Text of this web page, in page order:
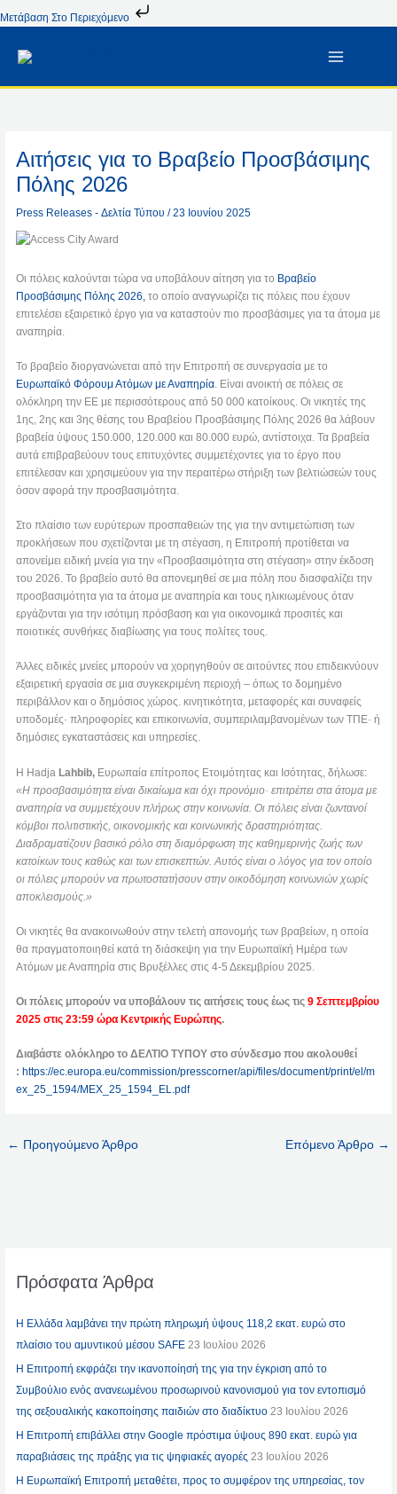
Μετάβαση Στο Περιεχόμενο
Στο
Αιτήσεις για το Βραβείο Προσβάσιμης
Πόλης 2026
Press Releases - Δελτία Τύπου /23 Ιουνίου 2025
Οι πόλεις καλούνται τώρα να υποβάλουν αίτηση για το Βραβείο
Προσβάσιμης Πόλης 2026, το οποίο αναγνωρίζει τις πόλεις που έχουν
επιτελέσει εξαιρετικό έργο για να καταστούν πιο προσβάσιμες για τα άτομα με
αναπηρία.
Το βραβείο διοργανώνεται από την Επιτροπή σε συνεργασία με το
Ευρωπαϊκό Φόρουμ Ατόμων με Αναπηρία. Είναι ανοικτή σε πόλεις σε
ολόκληρη την ΕΕ με περισσότερους από 50 000 κατοίκους. Οι νικητές της
1ης, 2ης και 3ης θέσης του Βραβείου Προσβάσιμης Πόλης 2026 θα λάβουν
βραβεία ύψους 150.000, 120.000 και 80.000 ευρώ, αντίστοιχα. Τα βραβεία
αυτά επιβραβεύουν τους επιτυχόντες συμμετέχοντες για το έργο που
επιτέλεσαν και χρησιμεύουν για την περαιτέρω στήριξη των βελτιώσεών τους
όσον αφορά την προσβασιμότητα.
Στο πλαίσιο των ευρύτερων προσπαθειών της για την αντιμετώπιση των
προκλήσεων που σχετίζονται με τη στέγαση, η Επιτροπή προτίθεται να
απονείμει ειδική μνεία για την «Προσβασιμότητα στη στέγαση» στην έκδοση
του 2026. Το βραβείο αυτό θα απονεμηθεί σε μια πόλη που διασφαλίζει την
προσβασιμότητα για τα άτομα με αναπηρία και τους ηλικιωμένους όταν
εργάζονται για την ισότιμη πρόσβαση και για οικονομικά προσιτές και
ποιοτικές συνθήκες διαβίωσης για τους πολίτες τους.
Άλλες ειδικές μνείες μπορούν να χορηγηθούν σε αιτούντες που επιδεικνύουν
εξαιρετική εργασία σε μια συγκεκριμένη περιοχή – όπως το δομημένο
περιβάλλον και ο δημόσιος χώρος. κινητικότητα, μεταφορές και συναφείς
υποδομές· πληροφορίες και επικοινωνία, συμπεριλαμβανομένων των ΤΠΕ· ή
δημόσιες εγκαταστάσεις και υπηρεσίες.
Η HadjaLahbib, Ευρωπαία επίτροπος Ετοιμότητας και Ισότητας, δήλωσε:
«Η προσβασιμότητα είναι δικαίωμα και όχι προνόμιο· επιτρέπει στα άτομα με
αναπηρία να συμμετέχουν πλήρως στην κοινωνία. Οι πόλεις είναι ζωντανοί
κόμβοι πολιτιστικής, οικονομικής και κοινωνικής δραστηριότητας.
Διαδραματίζουν βασικό ρόλο στη διαμόρφωση της καθημερινής ζωής των
κατοίκων τους καθώς και των επισκεπτών. Αυτός είναι ο λόγος για τον οποίο
οι πόλεις μπορούν να πρωτοστατήσουν στην οικοδόμηση κοινωνιών χωρίς
αποκλεισμούς.»
Οι νικητές θα ανακοινωθούν στην τελετή απονομής των βραβείων, η οποία
θα πραγματοποιηθεί κατά τη διάσκεψη για την Ευρωπαϊκή Ημέρα των
Ατόμων με Αναπηρία στις Βρυξέλλες στις 4-5 Δεκεμβρίου 2025.
Οι πόλεις μπορούν να υποβάλουν τις αιτήσεις τους έως τις9 Σεπτεμβρίου
2025 στις 23:59 ώρα Κεντρικής Ευρώπης.
Διαβάστε ολόκληρο το ΔΕΛΤΙΟ ΤΥΠΟΥ στο σύνδεσμο που ακολουθεί
: https://ec.europa.eu/commission/presscorner/api/files/document/print/el/m
ex_25_1594/MEX_25_1594_EL.pdf
← Προηγούμενο Άρθρο Επόμενο Άρθρο →
Πρόσφατα Άρθρα
Η Ελλάδα λαμβάνει την πρώτη πληρωμή ύψους 118,2 εκατ. ευρώ στο
πλαίσιο του αμυντικού μέσου SAFE 23 Ιουλίου 2026
Η Επιτροπή εκφράζει την ικανοποίησή της για την έγκριση από το
Συμβούλιο ενός ανανεωμένου προσωρινού κανονισμού για τον εντοπισμό
της σεξουαλικής κακοποίησης παιδιών στο διαδίκτυο 23 Ιουλίου 2026
Η Επιτροπή επιβάλλει στην Google πρόστιμα ύψους 890 εκατ. ευρώ για
παραβιάσεις της πράξης για τις ψηφιακές αγορές 23 Ιουλίου 2026
Η Ευρωπαϊκή Επιτροπή μεταθέτει, προς το συμφέρον της υπηρεσίας, τον